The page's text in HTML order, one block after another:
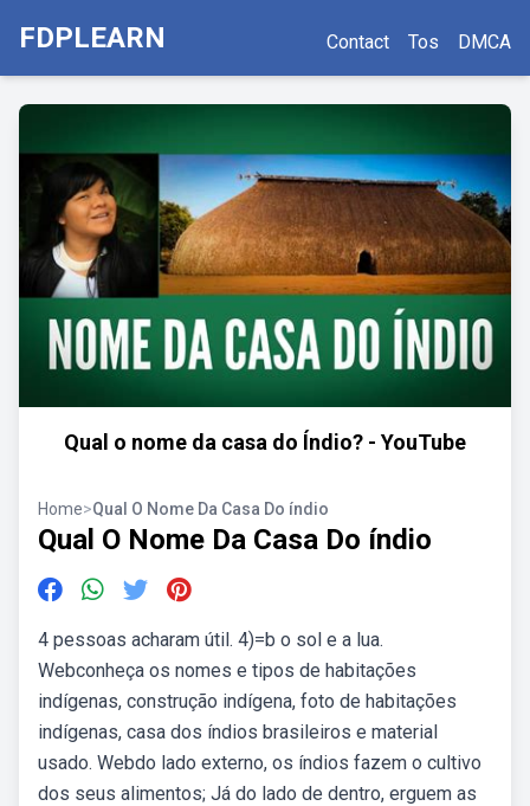
FDPLEARN Contact Tos DMCA
Qual o nome da casa do Índio? - YouTube
Home>Qual O Nome Da Casa Do índio
Qual O Nome Da Casa Do índio
4 pessoas acharam útil. 4)=b o sol e a lua.
Webconheça os nomes e tipos de habitações
indígenas, construção indígena, foto de habitações
indígenas, casa dos índios brasileiros e material
usado. Webdo lado externo, os índios fazem o cultivo
dos seus alimentos; Já do lado de dentro, erguem as